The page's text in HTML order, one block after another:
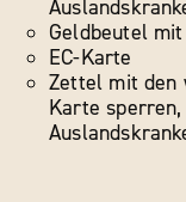
Geldbeutel
EC-Karte
Zettel mit den
Karte